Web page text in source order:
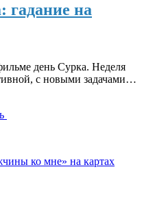
гадание на
день Сурка. Неделя
с новыми задачами…
ко мне» на картах